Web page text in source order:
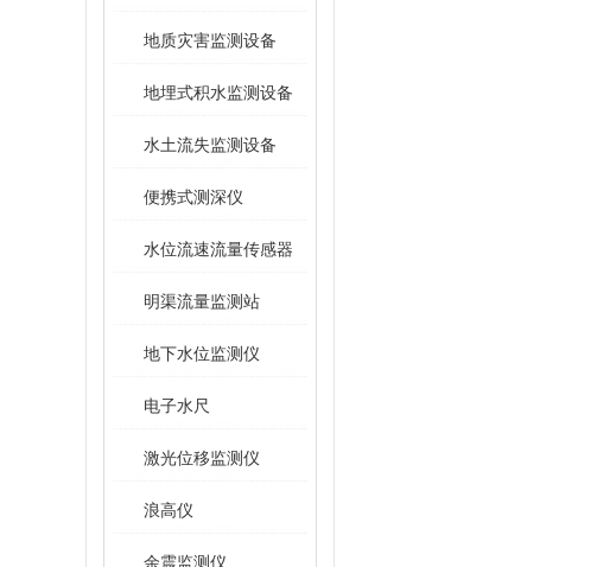
地质灾害监测设备
地埋式积水监测设备
水土流失监测设备
便携式测深仪
水位流速流量传感器
明渠流量监测站
地下水位监测仪
电子水尺
激光位移监测仪
浪高仪
余震监测仪